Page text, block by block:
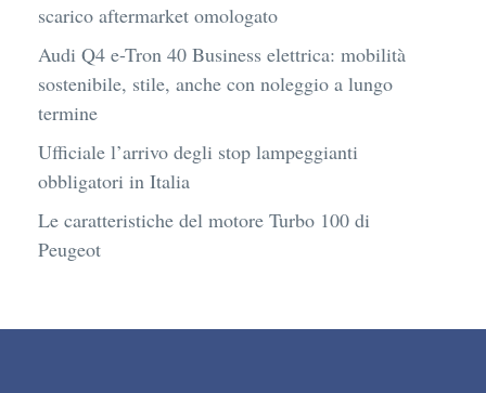
scarico aftermarket omologato
Audi Q4 e-Tron 40 Business elettrica: mobilità
sostenibile, stile, anche con noleggio a lungo
termine
Ufficiale l’arrivo degli stop lampeggianti
obbligatori in Italia
Le caratteristiche del motore Turbo 100 di
Peugeot